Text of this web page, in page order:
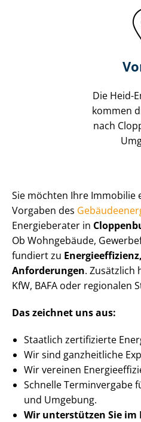
Die Heid-
kommen
nach
Sie möchten Ihre Immobilie
Vorgaben des
Energieberater in
Ob Wohngebäude,
fundiert zu
Anforderungen. Zusätzlich
KfW, BAFA oder regionalen
Das zeichnet uns aus:
Staatlich zertifizierte
Wir sind ganzheitliche
Wir vereinen
Schnelle Terminvergabe
und Umgebung.
Wir unterstützen Sie im